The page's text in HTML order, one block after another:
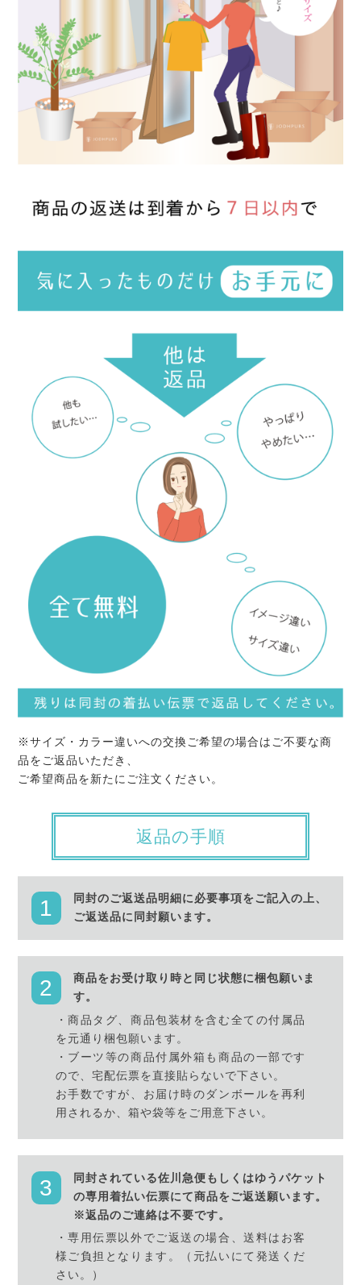
※サイズ・カラー違いへの交換ご希望の場合はご不要な商
品をご返品いただき、
ご希望商品を新たにご注文ください。
返品の手順
同封のご返送品明細に必要事項をご記入の上、
ご返送品に同封願います。
商品をお受け取り時と同じ状態に梱包願いま
す。
・商品タグ、商品包装材を含む全ての付属品
を元通り梱包願います。
・ブーツ等の商品付属外箱も商品の一部です
ので、宅配伝票を直接貼らないで下さい。
お手数ですが、お届け時のダンボールを再利
用されるか、箱や袋等をご用意下さい。
同封されている佐川急便もしくはゆうパケット
の専用着払い伝票にて商品をご返送願います。
※返品のご連絡は不要です。
・専用伝票以外でご返送の場合、送料はお客
様ご負担となります。（元払いにて発送くだ
さい。）